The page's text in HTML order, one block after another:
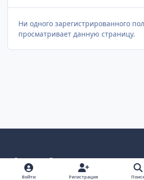
Ни одного зарегистрированного
просматривает данную страницу.
Светлый режим
Темный режим
Как в системе
Политика
Войти Регистрация